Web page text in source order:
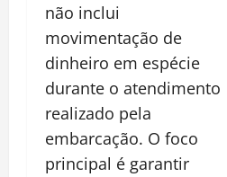
não inclui
movimentação de
dinheiro em espécie
durante o atendimento
realizado pela
embarcação. O foco
principal é garantir